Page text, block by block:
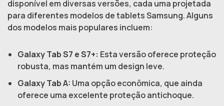
disponível em diversas versões, cada uma projetada
para diferentes modelos de tablets Samsung. Alguns
dos modelos mais populares incluem:
Galaxy Tab S7 e S7+: Esta versão oferece proteção
robusta, mas mantém um design leve.
Galaxy Tab A: Uma opção econômica, que ainda
oferece uma excelente proteção antichoque.